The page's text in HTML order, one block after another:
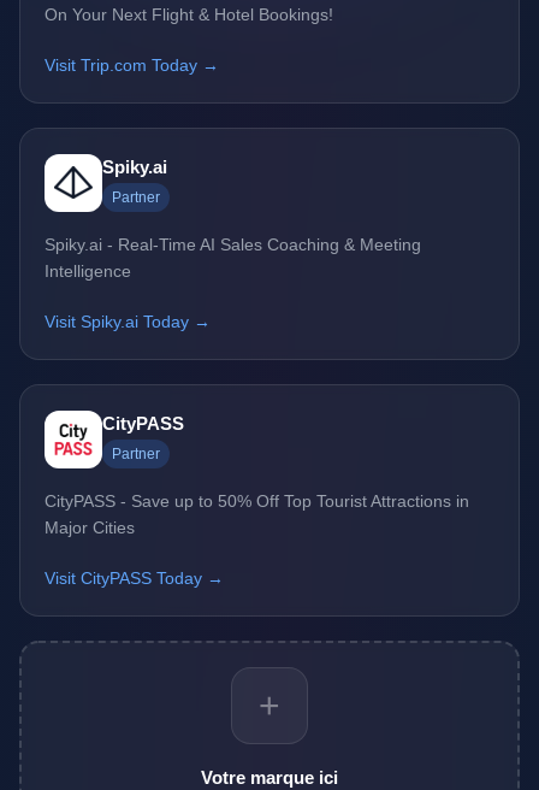
On Your Next Flight & Hotel Bookings!
Visit Trip.com Today →
Spiky.ai
Partner
Spiky.ai - Real-Time AI Sales Coaching & Meeting
Intelligence
Visit Spiky.ai Today →
CityPASS
Partner
CityPASS - Save up to 50% Off Top Tourist Attractions in
Major Cities
Visit CityPASS Today →
+
Votre marque ici